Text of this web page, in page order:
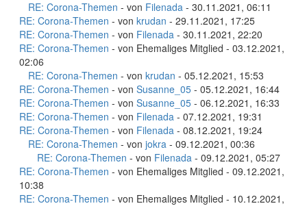
RE: Corona-Themen - von Filenada - 30.11.2021, 06:11
RE: Corona-Themen - von krudan - 29.11.2021, 17:25
RE: Corona-Themen - von Filenada - 30.11.2021, 22:20
RE: Corona-Themen - von Ehemaliges Mitglied - 03.12.2021,
02:06
RE: Corona-Themen - von krudan - 05.12.2021, 15:53
RE: Corona-Themen - von Susanne_05 - 05.12.2021, 16:44
RE: Corona-Themen - von Susanne_05 - 06.12.2021, 16:33
RE: Corona-Themen - von Filenada - 07.12.2021, 19:31
RE: Corona-Themen - von Filenada - 08.12.2021, 19:24
RE: Corona-Themen - von jokra - 09.12.2021, 00:36
RE: Corona-Themen - von Filenada - 09.12.2021, 05:27
RE: Corona-Themen - von Ehemaliges Mitglied - 09.12.2021,
10:38
RE: Corona-Themen - von Ehemaliges Mitglied - 10.12.2021,